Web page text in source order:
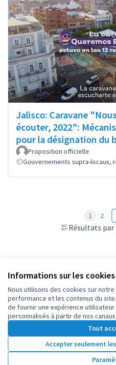
Informations sur les
Nous utilisons des cookies sur
performance et les contenus du
de fournir une expérience utilisateur
personnalisés à partir de nos
Tout
Accepter seulement
Jalisco: Caravane
écouter, 2022":
pour la désignation
Proposition officielle
Gouvernements supra-locaux,
Résultats par
1 2
Conditions d'utilisation
Paramètres des cookies
OIDP sur X
(Lien externe)
OIDP sur Facebook
(Lien externe)
OIDP sur YouTube
(Lien externe)
Français
Choose languageChoisir la langue